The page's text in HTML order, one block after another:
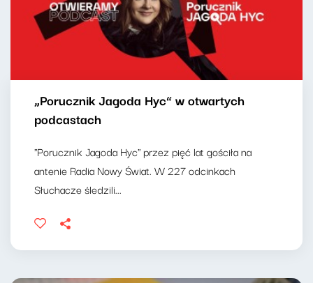
„Porucznik Jagoda Hyc” w otwartych
podcastach
"Porucznik Jagoda Hyc" przez pięć lat gościła na
antenie Radia Nowy Świat. W 227 odcinkach
Słuchacze śledzili...